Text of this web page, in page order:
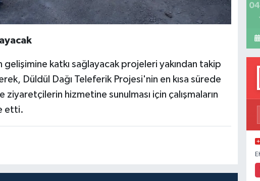
katkı sağlayacak projeleri yakından takip
Düldül Dağı Teleferik Projesi'nin en kısa sürede
ziyaretçilerin hizmetine sunulması için çalışmaların
etti.